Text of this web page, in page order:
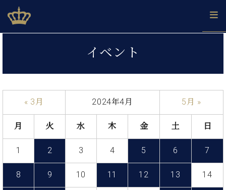
to
content
ベヒシュタインジャパン公式サイト
BECHSTEIN JAPAN Official Site
グ
ヒ
ュ
タ
示
ヒ
イ
ン
の
ラ
イ
器
ベ
ヒ
ュ
ル
員
登
録
案
ュ
イ
で、
業
用
イベント
« 3月 2024年4月 5月 »
月 火 水 木 金 土 日
1 2 3 4 5 6 7
8 9 10 11 12 13 14